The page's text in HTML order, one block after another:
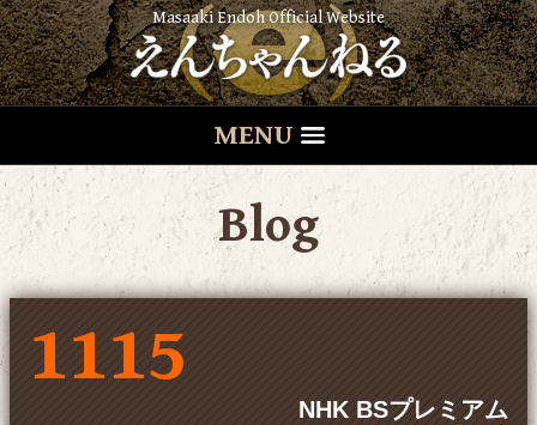
Masaaki Endoh Official Website
MENU
Blog
1115
NHK BSプレミアム